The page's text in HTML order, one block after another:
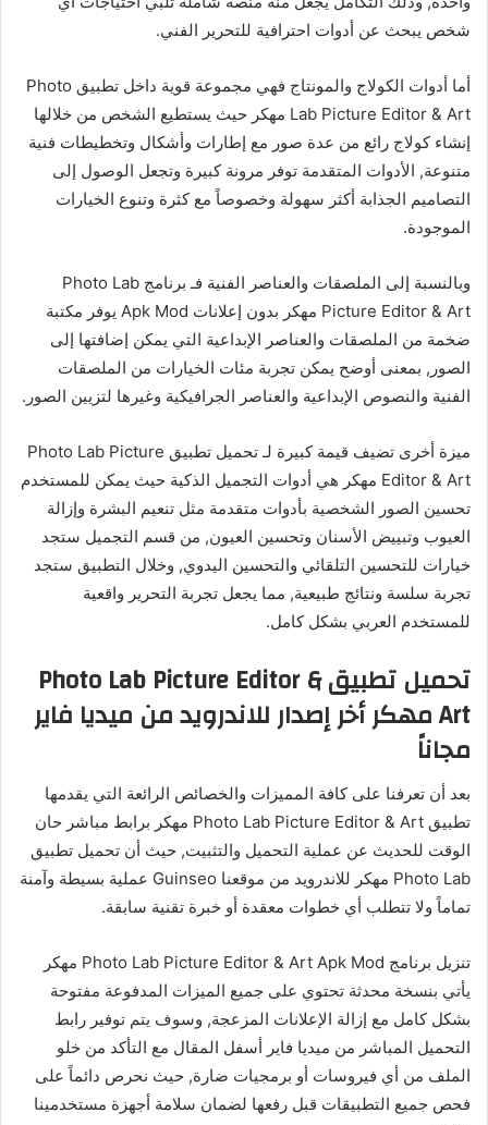
شخص يبحث عن أدوات احترافية للتحرير الفني.
أما أدوات الكولاج والمونتاج فهي مجموعة قوية داخل تطبيق Photo
Lab Picture Editor & Art مهكر حيث يستطيع الشخص من خلالها
إنشاء كولاج رائع من عدة صور مع إطارات وأشكال وتخطيطات فنية
متنوعة, الأدوات المتقدمة توفر مرونة كبيرة وتجعل الوصول إلى
التصاميم الجذابة أكثر سهولة وخصوصاً مع كثرة وتنوع الخيارات
الموجودة.
وبالنسبة إلى الملصقات والعناصر الفنية فـ برنامج Photo Lab
Picture Editor & Art مهكر بدون إعلانات Apk Mod يوفر مكتبة
ضخمة من الملصقات والعناصر الإبداعية التي يمكن إضافتها إلى
الصور, بمعنى أوضح يمكن تجربة مئات الخيارات من الملصقات
الفنية والنصوص الإبداعية والعناصر الجرافيكية وغيرها لتزيين الصور.
ميزة أخرى تضيف قيمة كبيرة لـ تحميل تطبيق Photo Lab Picture
Editor & Art مهكر هي أدوات التجميل الذكية حيث يمكن للمستخدم
تحسين الصور الشخصية بأدوات متقدمة مثل تنعيم البشرة وإزالة
العيوب وتبييض الأسنان وتحسين العيون, من قسم التجميل ستجد
خيارات للتحسين التلقائي والتحسين اليدوي, وخلال التطبيق ستجد
تجربة سلسة ونتائج طبيعية, مما يجعل تجربة التحرير واقعية
للمستخدم العربي بشكل كامل.
تحميل تطبيق Photo Lab Picture Editor &
Art مهكر أخر إصدار للاندرويد من ميديا فاير
مجاناً
بعد أن تعرفنا على كافة المميزات والخصائص الرائعة التي يقدمها
تطبيق Photo Lab Picture Editor & Art مهكر برابط مباشر حان
الوقت للحديث عن عملية التحميل والتثبيت, حيث أن تحميل تطبيق
Photo Lab مهكر للاندرويد من موقعنا Guinseo عملية بسيطة وآمنة
تماماً ولا تتطلب أي خطوات معقدة أو خبرة تقنية سابقة.
تنزيل برنامج Photo Lab Picture Editor & Art Apk Mod مهكر
يأتي بنسخة محدثة تحتوي على جميع الميزات المدفوعة مفتوحة
بشكل كامل مع إزالة الإعلانات المزعجة, وسوف يتم توفير رابط
التحميل المباشر من ميديا فاير أسفل المقال مع التأكد من خلو
الملف من أي فيروسات أو برمجيات ضارة, حيث نحرص دائماً على
فحص جميع التطبيقات قبل رفعها لضمان سلامة أجهزة مستخدمينا